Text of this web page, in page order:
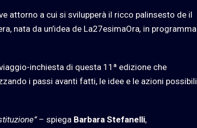
attorno a cui si svilupperà il ricco palinsesto de il
nata da un’idea de La27esimaOra, in programma
inchiesta di questa 11ª edizione che
i passi avanti fatti, le idee e le azioni possibili
– spiega Barbara Stefanelli,